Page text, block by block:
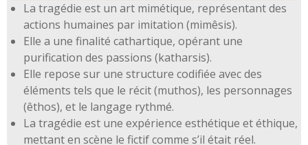
La tragédie est un art mimétique, représentant des
actions humaines par imitation (mimêsis).
Elle a une finalité cathartique, opérant une
purification des passions (katharsis).
Elle repose sur une structure codifiée avec des
éléments tels que le récit (muthos), les personnages
(êthos), et le langage rythmé.
La tragédie est une expérience esthétique et éthique,
mettant en scène le fictif comme s’il était réel.